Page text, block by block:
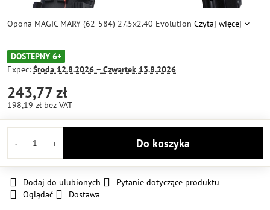
Opona MAGIC MARY (62-584) 27.5x2.40 Evolution Czytaj więcej
DOSTEPNY 6+
Expec: Środa 12.8.2026 − Czwartek 13.8.2026
243,77 zł
198,19 zł bez VAT
Do koszyka
Dodaj do ulubionych
Pytanie dotyczące produktu
Oglądać
Dostawa